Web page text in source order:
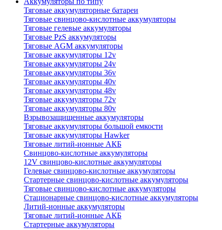
Тяговые аккумуляторные батареи
Тяговые свинцово-кислотные аккумуляторы
Тяговые гелевые аккумуляторы
Тяговые PzS аккумуляторы
Тяговые AGM аккумуляторы
Тяговые аккумуляторы 12v
Тяговые аккумуляторы 24v
Тяговые аккумуляторы 36v
Тяговые аккумуляторы 40v
Тяговые аккумуляторы 48v
Тяговые аккумуляторы 72v
Тяговые аккумуляторы 80v
Взрывозащищенные аккумуляторы
Тяговые аккумуляторы большой емкости
Тяговые аккумуляторы Hawker
Тяговые литий-ионные АКБ
Свинцово-кислотные аккумуляторы
12V свинцово-кислотные аккумуляторы
Гелевые свинцово-кислотные аккумуляторы
Стартерные свинцово-кислотные аккумуляторы
Тяговые свинцово-кислотные аккумуляторы
Стационарные свинцово-кислотные аккумуляторы
Литий-ионные аккумуляторы
Тяговые литий-ионные АКБ
Стартерные аккумуляторы